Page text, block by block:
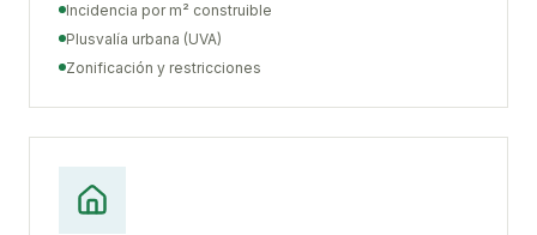
Incidencia por m² construible
Plusvalía urbana (UVA)
Zonificación y restricciones